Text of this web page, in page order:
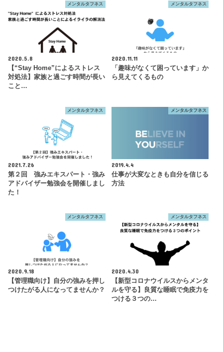
メンタルタフネス
2020.5.8
【“Stay Home”によるストレス
対処法】家族と過ごす時間が長い
こと…
メンタルタフネス
2020.11.11
「趣味がなくて困っています」か
ら見えてくるもの
メンタルタフネス
2021.7.26
第２回 強みエキスパート・強み
アドバイザー勉強会を開催しまし
た！
メンタルタフネス
2019.4.4
仕事が大変なときも自分を信じる
方法
メンタルタフネス
2020.9.18
【管理職向け】自分の強みを押し
つけたがる人になってませんか？
メンタルタフネス
2020.4.30
【新型コロナウイルスからメンタ
ルを守る】良質な睡眠で免疫力を
つける３つの…